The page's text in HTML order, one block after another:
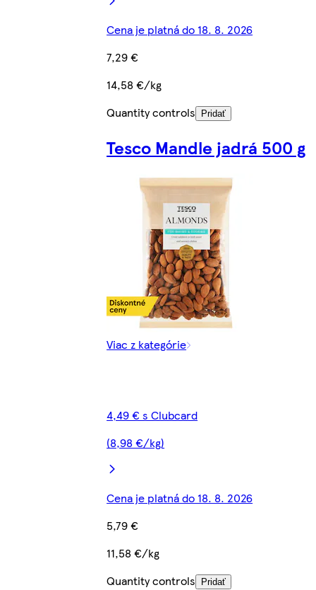
Cena je platná do 18. 8. 2026
7,29 €
14,58 €/kg
Quantity controls
Pridať
Tesco Mandle jadrá 500 g
Viac z kategórie
4,49 € s Clubcard
(8,98 €/kg)
Cena je platná do 18. 8. 2026
5,79 €
11,58 €/kg
Quantity controls
Pridať